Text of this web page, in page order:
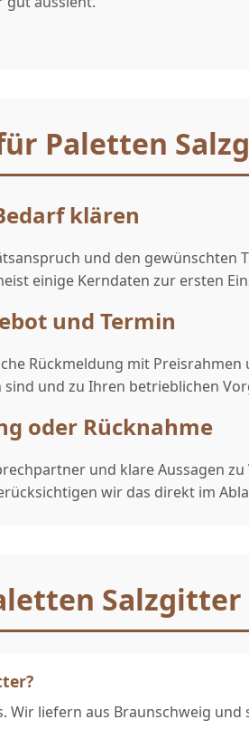
Paletten
klären
und den gewünschten
einige Kerndaten zur ersten
und Termin
Rückmeldung mit
und zu Ihren betrieblichen
oder Rücknahme
und klare Aussagen
wir das direkt im
Salzgitter
Wir liefern aus Braunschweig